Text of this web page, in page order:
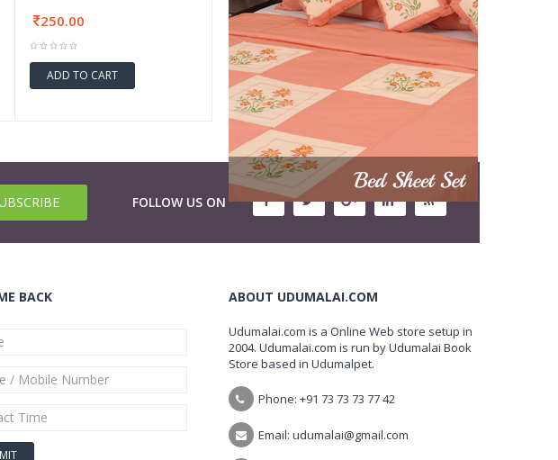
250.00
ADD TO CART
FOLLOW US ON
BACK ABOUT UDUMALAI.COM
Udumalai.com is a Online Web store setup in
2004. Udumalai.com is run by Udumalai Book
Store based in Udumalpet.
Phone: +91 73 73 73 77 42
Email: udumalai@gmail.com